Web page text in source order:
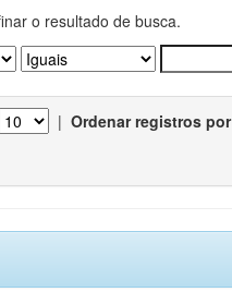
o resultado de busca.
| Ordenar registros por